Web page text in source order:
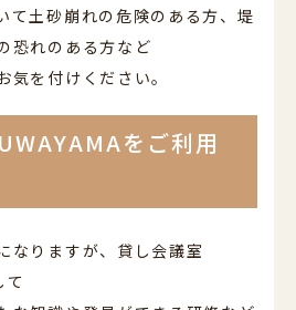
て土砂崩れの危険のある方、堤
恐れのある方など
気を付けください。
をご利用
なりますが、貸し会議室
て